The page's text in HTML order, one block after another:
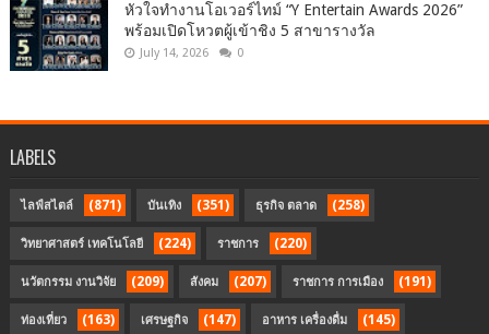
หัวใจทำงานโอเวอร์ไทม์ “Y Entertain Awards 2026”
พร้อมเปิดโหวตผู้เข้าชิง 5 สาขารางวัล
July 14, 2026 0
LABELS
ไลฟ์สไตล์ (871) บันเทิง (351) ธุรกิจ ตลาด (258)
วิทยาศาสตร์ เทคโนโลยี (224) ราชการ (220)
นวัตกรรม งานวิจัย (209) สังคม (207) ราชการ การเมือง (191)
ท่องเที่ยว (163) เศรษฐกิจ (147) อาหาร เครื่องดื่ม (145)